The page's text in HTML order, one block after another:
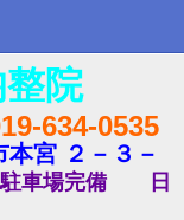
院
634-0535
宮 ２－３－
駐車場完備
日